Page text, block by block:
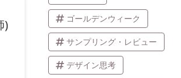
)
ゴールデンウィーク
サンプリング・レビュー
デザイン思考